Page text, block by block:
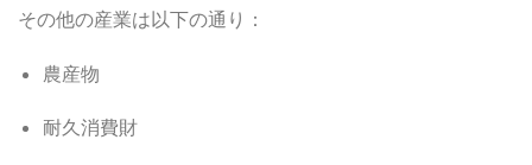
その他の産業は以下の通り：
農産物
耐久消費財